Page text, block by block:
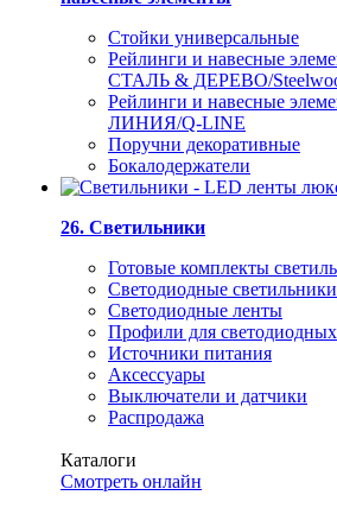
Стойки универсальные
Рейлинги и навесные
СТАЛЬ & ДЕРЕВО/
Рейлинги и навесные
ЛИНИЯ/Q-LINE
Поручни декоративные
Бокалодержатели
26. Светильники
Готовые комплекты
Светодиодные светильники
Светодиодные ленты
Профили для
Источники питания
Аксессуары
Выключатели и датчики
Распродажа
Каталоги
Смотреть онлайн